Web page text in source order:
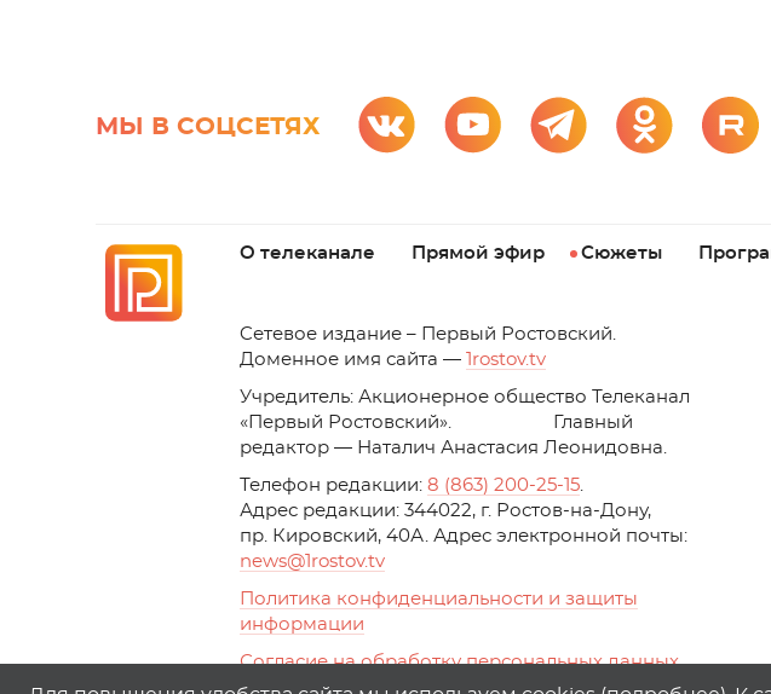
МЫ В СОЦСЕТЯХ
О телеканале Прямой эфир Сюжеты
Cетевое издание – Первый Ростовский.
Доменное имя сайта —
1rostov.tv
Учредитель: Акционерное общество Телеканал
«Первый Ростовский». Главный
редактор — Наталич Анастасия Леонидовна.
Телефон редакции: 8 (863) 200-25-15.
Адрес редакции: 344022, г. Ростов-на-Дону,
пр. Кировский, 40А. Адрес электронной почты:
news@1rostov.tv
Политика конфиденциальности и защиты
информации
Согласие на обработку персональных данных
с помощью сервисов Yandex.Metrika, top.mail.ru